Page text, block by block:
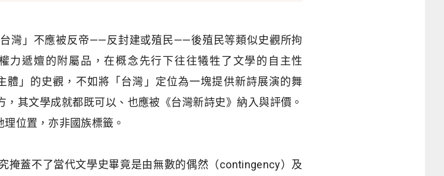
灣」不應被反帝——反封建或殖民——後殖民等類似史觀所拘
力遞嬗的附屬品，在概念先行下往往犧牲了文學的自主性
體」的史觀，不如將「台灣」定位為一塊提供新詩展演的舞
其文學成就都既可以、也應被《台灣新詩史》納入與評價。
位置，亦非國族標籤。
掩蓋不了當代文學史畢竟是由無數的偶然（contingency）及